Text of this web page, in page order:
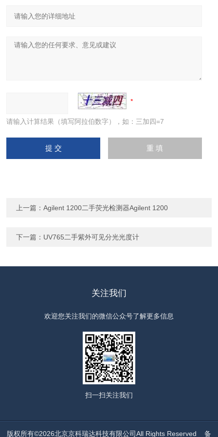
请输入计算结果（填写阿拉伯数字），如：三加四=7
上一篇：Agilent 1200二手荧光检测器Agilent 1200
下一篇： UV765二手紫外可见分光光度计
关注我们
欢迎您关注我们的微信公众号了解更多信息
扫一扫关注我们
版权所有©2026北京京科瑞达科技有限公司All Rights Reserved 备